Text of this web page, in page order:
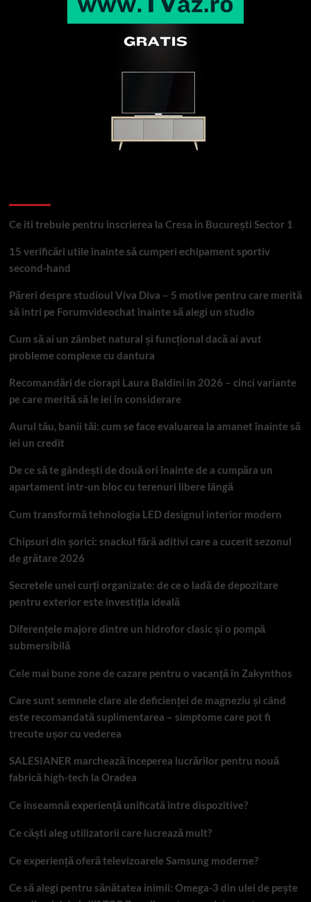
Ce iti trebuie pentru inscrierea la Cresa in București Sector 1
15 verificări utile înainte să cumperi echipament sportiv
second-hand
Păreri despre studioul Viva Diva – 5 motive pentru care merită
să intri pe Forumvideochat înainte să alegi un studio
Cum să ai un zâmbet natural și funcțional dacă ai avut
probleme complexe cu dantura
Recomandări de ciorapi Laura Baldini în 2026 – cinci variante
pe care merită să le iei în considerare
Aurul tău, banii tăi: cum se face evaluarea la amanet înainte să
iei un credit
De ce să te gândești de două ori înainte de a cumpăra un
apartament într-un bloc cu terenuri libere lângă
Cum transformă tehnologia LED designul interior modern
Chipsuri din șorici: snackul fără aditivi care a cucerit sezonul
de grătare 2026
Secretele unei curți organizate: de ce o ladă de depozitare
pentru exterior este investiția ideală
Diferențele majore dintre un hidrofor clasic și o pompă
submersibilă
Cele mai bune zone de cazare pentru o vacanță în Zakynthos
Care sunt semnele clare ale deficienței de magneziu și când
este recomandată suplimentarea – simptome care pot fi
trecute ușor cu vederea
SALESIANER marchează începerea lucrărilor pentru nouă
fabrică high-tech la Oradea
Ce înseamnă experiență unificată între dispozitive?
Ce căști aleg utilizatorii care lucrează mult?
Ce experiență oferă televizoarele Samsung moderne?
Ce să alegi pentru sănătatea inimii: Omega-3 din ulei de pește